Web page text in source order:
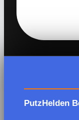
PutzHelden